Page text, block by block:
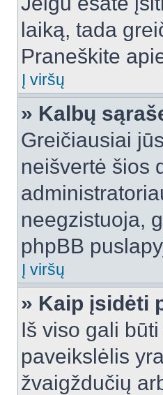
laiką, tada
Praneškite
Į viršų
» Kalbų
Greičiausiai
neišvertė šios
neegzistuoja,
phpBB
Į viršų
» Kaip įsidėti
Iš viso gali
paveikslėlis
žvaigždučių